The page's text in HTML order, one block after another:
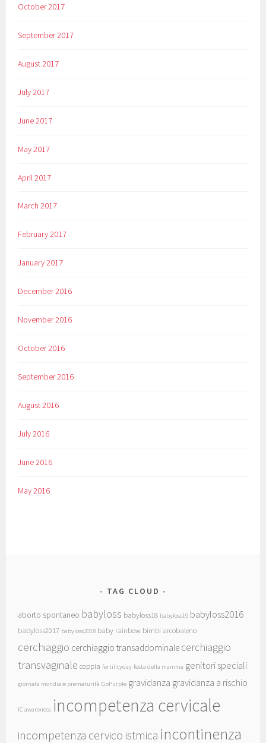
October 2017
September 2017
August 2017
July 2017
June 2017
May 2017
April 2017
March 2017
February 2017
January 2017
December 2016
November 2016
October 2016
September 2016
August 2016
July 2016
June 2016
May 2016
TAG CLOUD
aborto spontaneo babyloss babyloss18 babyloss19 babyloss2016
babyloss2017 babyloss2018 baby rainbow bimbi arcobaleno
cerchiaggio cerchiaggio transaddominale cerchiaggio
transvaginale coppia fertilityday festa della mamma genitori speciali
giornata mondiale prematurità GoPurple gravidanza gravidanza a rischio
IC awareness incompetenza cervicale
incompetenza cervico istmica incontinenza